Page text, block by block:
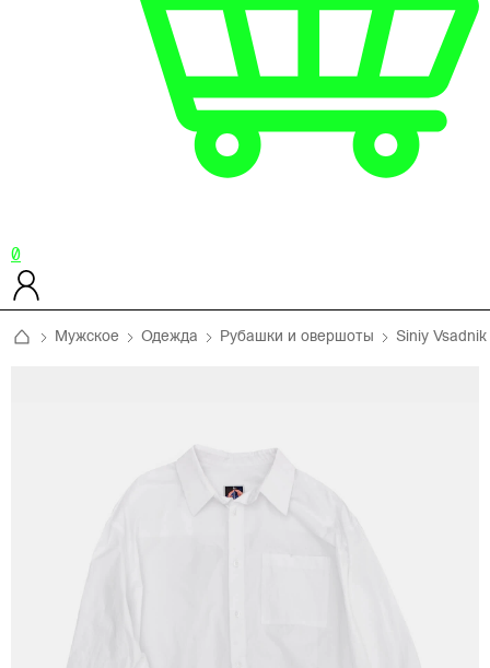
0
Мужское Одежда Рубашки и овершоты Siniy Vsadnik